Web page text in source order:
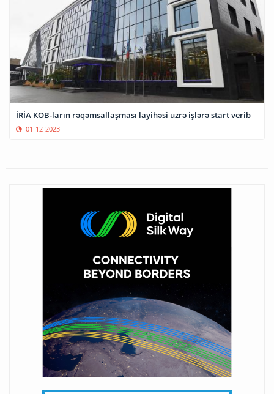
İRİA KOB-ların rəqəmsallaşması layihəsi üzrə işlərə start verib
01-12-2023